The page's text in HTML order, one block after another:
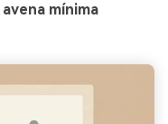
mínima